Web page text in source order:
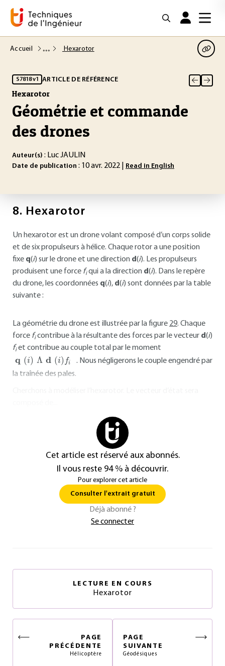
Accueil Hexarotor
S7818 v1 ARTICLE DE RÉFÉRENCE
Hexarotor
Géométrie et commande
des drones
Auteur(s) : Luc JAULIN
Date de publication : 10 avr. 2022 | Read in English
8. Hexarotor
Un hexarotor est un drone volant composé d’un corps solide
et de six propulseurs à hélice. Chaque rotor a une position
fixe q(i) sur le drone et une direction d(i). Les propulseurs
produisent une force fiqui a la direction d(i). Dans le repère
du drone, les coordonnées q(i), d(i) sont données par la table
suivante :
La géométrie du drone est illustrée par la figure 29. Chaque
force ficontribue à la résultante des forces par le vecteur d(i)
fiet contribue au couple total par le moment
q
. Nous négligerons le couple engendré par
la traînée des pales.
Cet article est réservé aux abonnés.
Il vous reste 94 % à découvrir.
Pour explorer cet article
Consulter l'extrait gratuit
Déjà abonné ?
Se connecter
LECTURE EN COURS
Hexarotor
PAGE
PRÉCÉDENTE
Hélicoptère
PAGE
SUIVANTE
Géodésiques